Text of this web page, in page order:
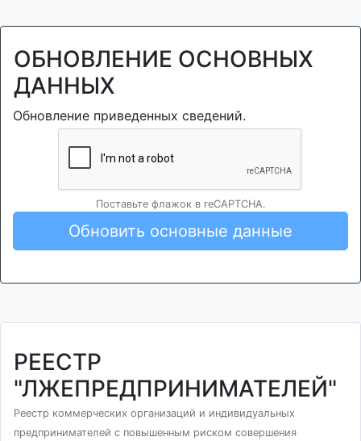
ОБНОВЛЕНИЕ ОСНОВНЫХ
ДАННЫХ
Обновление приведенных сведений.
Поставьте флажок в reCAPTCHA.
Обновить основные данные
РЕЕСТР
"ЛЖЕПРЕДПРИНИМАТЕЛЕЙ"
Реестр коммерческих организаций и индивидуальных
предпринимателей с повышенным риском совершения